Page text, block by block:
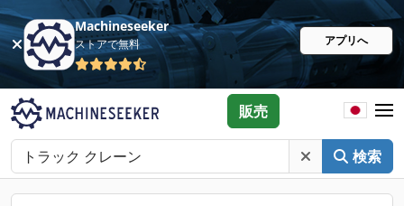
Machineseeker
ストアで無料 アプリへ
検索
販売